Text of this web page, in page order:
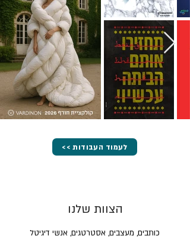
<< לעמוד העבודות
הצוות שלנו
כותבים, מעצבים, אסטרטגים, אנשי דיגיטל